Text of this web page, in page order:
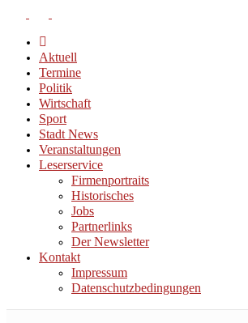
Aktuell
Termine
Politik
Wirtschaft
Sport
Stadt News
Veranstaltungen
Leserservice
Firmenportraits
Historisches
Jobs
Partnerlinks
Der Newsletter
Kontakt
Impressum
Datenschutzbedingungen